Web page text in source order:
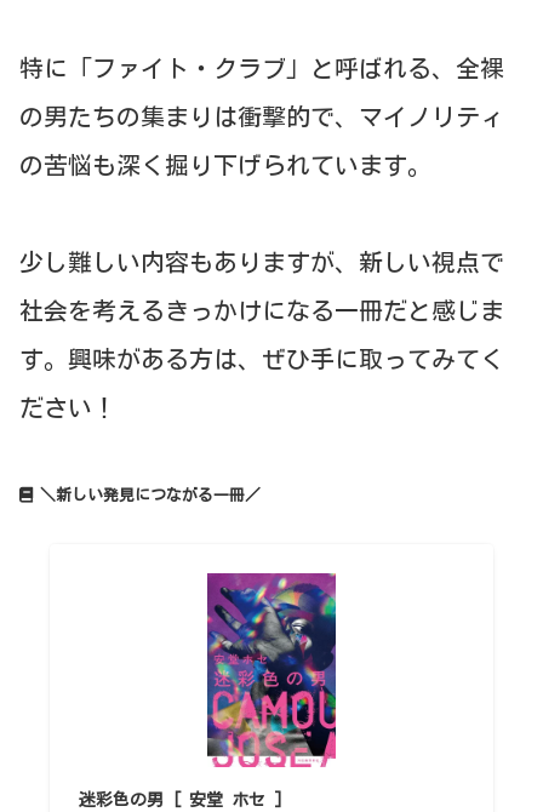
特に「ファイト・クラブ」と呼ばれる、全裸
の男たちの集まりは衝撃的で、マイノリティ
の苦悩も深く掘り下げられています。
少し難しい内容もありますが、新しい視点で
社会を考えるきっかけになる一冊だと感じま
す。興味がある方は、ぜひ手に取ってみてく
ださい！
＼新しい発見につながる一冊／
迷彩色の男 [ 安堂 ホセ ]